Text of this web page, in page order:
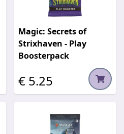
Magic: Secrets of
Strixhaven - Play
Boosterpack
€ 5.25